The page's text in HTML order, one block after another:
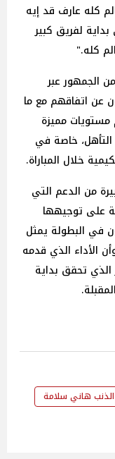
كله عارف قد إيه
لفريق كبير
كله."
الجمهور عبر
عن اتفاقهم مع ما
مميزة
خاصة في
خلال المباراة.
من الدعم التي
على توجيهها
في البطولة يمثل
الأداء الذي قدمه
الذي تحقق بداية
هاني سلامة